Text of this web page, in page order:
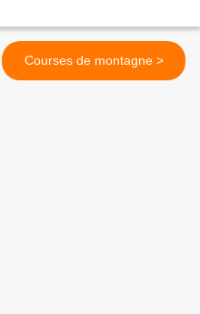
Courses de montagne >